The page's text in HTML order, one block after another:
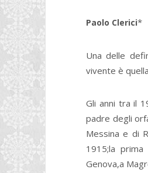
Paolo Clerici*
Una delle
vivente è
Gli anni tra il
padre degli
Messina e di
1915;la
Genova,a